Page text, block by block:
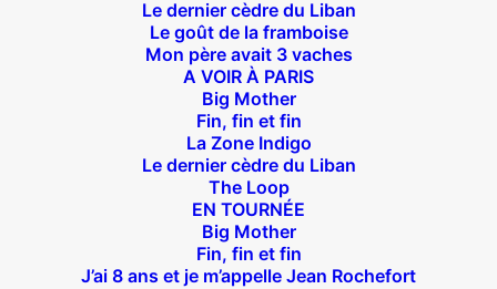
Le dernier cèdre du Liban
Le goût de la framboise
Mon père avait 3 vaches
A VOIR À PARIS
Big Mother
Fin, fin et fin
La Zone Indigo
Le dernier cèdre du Liban
The Loop
EN TOURNÉE
Big Mother
Fin, fin et fin
J’ai 8 ans et je m’appelle Jean Rochefort
Théâtre des Béliers Parisiens
14 bis rue Sainte Isaure 75018 Paris
Joffrin / Simplon – Loc :01 42 62 35 00